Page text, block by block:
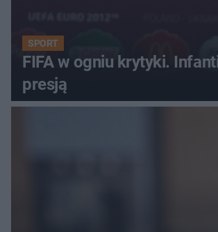
SPORT
FIFA w ogniu krytyki.
presją